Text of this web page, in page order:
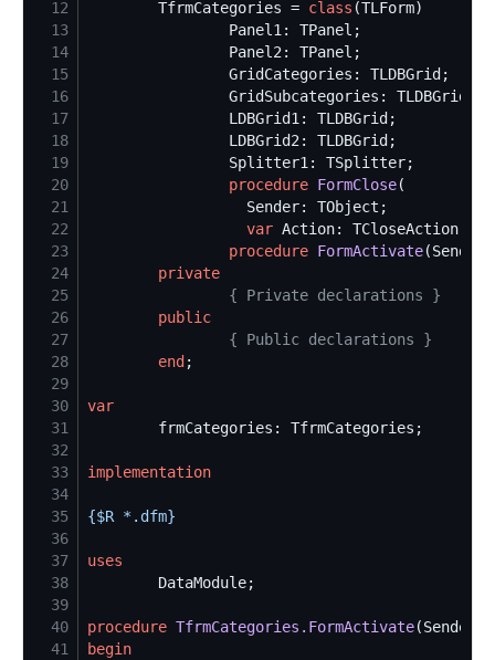
12
        TfrmCategories =
class
13
14
15
16
17
18
19
20
procedure FormClose
21
22
var
23
procedure FormActivate
24
private
25
{ Private declarations }
26
public
27
{ Public declarations }
28
end
29
30
var
31
32
33
implementation
34
35
{$R *.dfm}
36
37
uses
38
39
40
procedure TfrmCategories.FormActivate
41
begin